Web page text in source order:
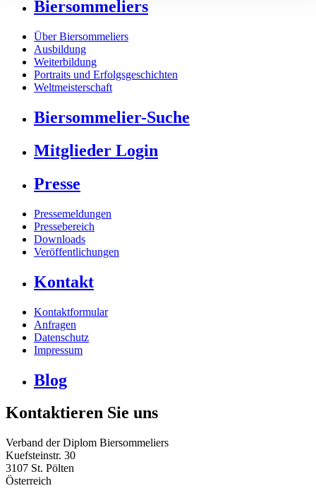
Biersommeliers
Über Biersommeliers
Ausbildung
Weiterbildung
Portraits und Erfolgsgeschichten
Weltmeisterschaft
Biersommelier-Suche
Mitglieder Login
Presse
Pressemeldungen
Pressebereich
Downloads
Veröffentlichungen
Kontakt
Kontaktformular
Anfragen
Datenschutz
Impressum
Blog
Kontaktieren Sie uns
Verband der Diplom Biersommeliers
Kuefsteinstr. 30
3107 St. Pölten
Österreich